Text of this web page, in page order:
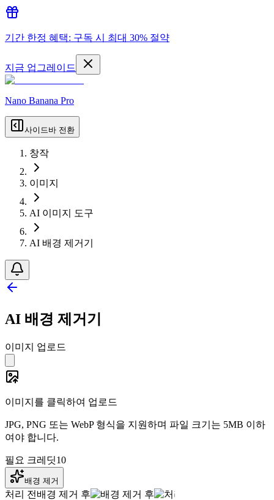
기간 한정 혜택: 구독 시 최대 30% 절약
지금 업그레이드
Nano Banana Pro
사이드바 전환
창작
이미지
AI 이미지 도구
AI 배경 제거기
AI 배경 제거기
이미지 업로드
이미지를 클릭하여 업로드
JPG, PNG 또는 WebP 형식을 지원하며 파일 크기는 5MB 이하
여야 합니다.
필요 크레딧10
배경 제거
처리 전 배경 제거 후